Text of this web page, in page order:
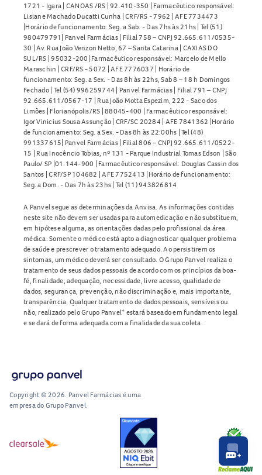
1721 - Igara | CANOAS /RS | 92.410-350 | Farmacêutico responsável:
Lisiane Machado Ducatti Cunha | CRF/RS - 7962 | AFE 7734473
|Horário de funcionamento: Seg. a Sab. - Das 7hs às 21hs | Tel (51)
980479791| Panvel Farmácias | Filial 758 – CNPJ 92.665.611/0535-
30 | Av. Rua João Venzon Netto, 67 – Santa Catarina | CAXIAS DO
SUL/RS | 95032-200| Farmacêutico responsável: Marcelo de Mello
Maraschin | CRF/RS - 5072 | AFE 7776037 | Horário de
funcionamento: Seg. a Sex. - Das 8h às 22hs, Sab 8 – 18 h Domingos
Fechado | Tel (54) 996259744 | Panvel Farmácias | Filial 791 – CNPJ
92.665.611/0567-17 | Rua João Motta Espezim, 222 - Saco dos
Limões | Florianópolis/RS | 88045-400 | Farmacêutico responsável:
Igor Vinicius Sousa Assunção | CRF/SC 20284 | AFE 7841362 |Horário
de funcionamento: Seg. a Sex. - Das 8h às 22:00hs | Tel (48)
991337615| Panvel Farmácias | Filial 806 – CNPJ 92.665.611/0522-
15 | Rua Inocêncio Tobias, nº 131 - Parque Industrial Tomas Edson | São
Paulo/ SP |01.144-900 | Farmacêutico responsável: Douglas Cassin dos
Santos | CRF/SP 104682 | AFE 7752413 |Horário de funcionamento:
Seg. a Dom. - Das 7h às 23hs | Tel (11) 943826814
A Panvel segue as determinações da Anvisa. As informações contidas
neste site não devem ser usadas para automedicação e não substituem,
em hipótese alguma, as orientações dadas pelo profissional da área
médica. Somente o médico está apto a diagnosticar qualquer problema
de saúde e prescrever o tratamento adequado. Ao persistirem os
sintomas, um médico deverá ser consultado. O Grupo Panvel realiza o
tratamento de seus dados pessoais de acordo com os princípios da boa-
fé, finalidade, adequação, necessidade, livre acesso, qualidade de
dados, segurança, prevenção, não discriminação e, mais importante,
transparência. Qualquer tratamento de dados pessoais, sensíveis ou
não, realizado pelo Grupo Panvel* estará baseado em fundamento legal
e se dará de forma adequada com a finalidade da sua coleta.
Copyright © 2026. Panvel Farmácias é uma
empresa do Grupo Panvel.
RA1000